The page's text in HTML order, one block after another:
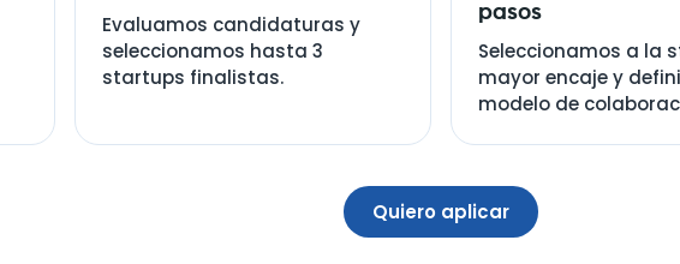
Evaluamos candidaturas y
seleccionamos hasta 3
startups finalistas.
pasos
Seleccionamos a la
mayor encaje y
modelo de
Quiero aplicar